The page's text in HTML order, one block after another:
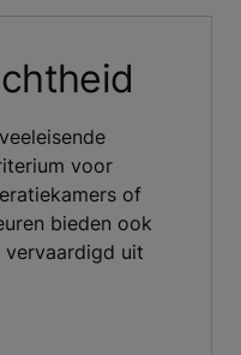
voor
of
bieden ook
uit